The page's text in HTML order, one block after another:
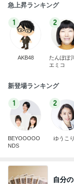
急上昇ランキング
1
AKB48
2
たんぽぽ
エミコ
新登場ランキング
1
BEYOOOOO
NDS
2
ゆうこ
自分